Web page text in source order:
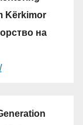
Kërkimor
на